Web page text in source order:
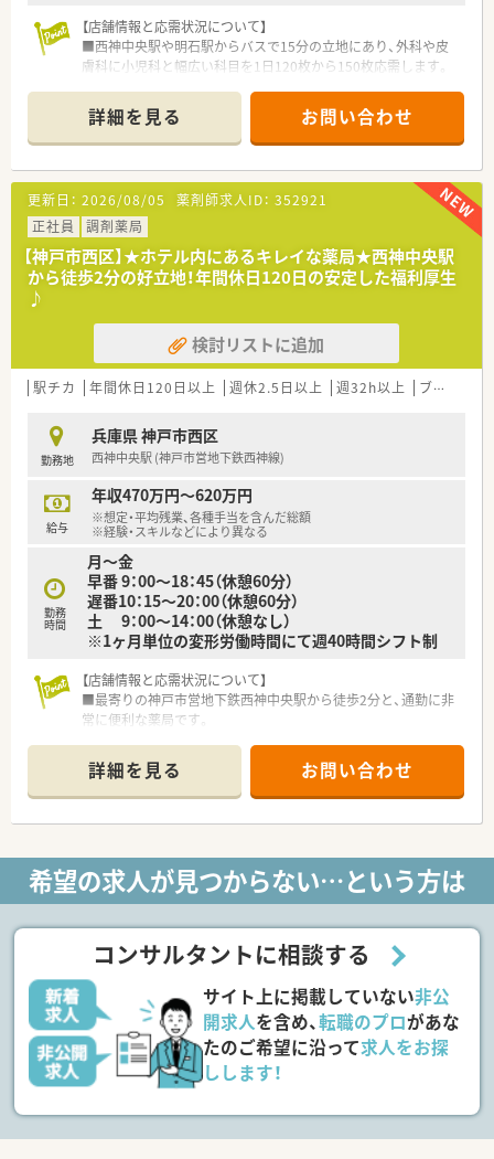
【店舗情報と応需状況について】
■西神中央駅や明石駅からバスで15分の立地にあり、外科や皮
膚科に小児科と幅広い科目を1日120枚から150枚応需します。
数は平均18枚と非常にゆとりを持って業務に取り組める環境で
す。
■地域に密着した活気ある店舗で、皮膚科や小児科など多岐にわ
たる処方箋に触れながら、着実にスキルアップを目指すことが可
能です。
【法人特徴について】
■全国に1,300店舗以上を展開する業界最大手のグループであ
り、人々の健康を追求し地域社会へ貢献することを理念に掲げま
す。
などヘルスケアに関わる幅広い事業を多角的に展開している企
■2021年の経営統合を経て売上高は1兆円規模に達しており、安
定した経営基盤のもとで多様なキャリアパスを選択できる魅力
【想定される業務内容】
■処方箋に基づく調剤業務全般をはじめ、正確な監査や患者様へ
の丁寧な服薬指導、薬歴管理といった一連の薬剤師業務を担当し
ます。
■皮膚科や小児科の処方箋が中心となるため、外用薬の指導や小
児の用量確認など、専門性の高い知識を活かして業務に当たりま
す。
■店舗での調剤業務に加えて、希望や適性に応じて在宅医療業務
やOTC販売の知識習得など、幅広い領域に携わることが可能で
す。
■閑静な住宅街に位置する薬局は、幅広い年齢層の患者様が訪れ
る活気ある雰囲気で、スタッフ同士のチームワークも抜群に良好
です。
■常時複数名の薬剤師が勤務しているため、調剤過誤の防止に向
けたダブルチェックが徹底されており、安心して実務に専念でき
ます。
■急なお休みにも柔軟に対応できる協力体制が築かれており、子
育て世代の方も周囲の理解を得ながら無理なく働ける職場環境
詳細を見る お問い合わせ
更新日： 2026/08/05 薬剤師求人ID： 352921
正社員
調剤薬局
【神戸市西区】★ホテル内にあるキレイな薬局★西神中央駅
から徒歩2分の好立地！年間休日120日の安定した福利厚生
♪
検討リストに追加
駅チカ 年間休日120日以上 週休2.5日以上 週32h以上 ブランク可
勤務地
兵庫県 神戸市西区
西神中央駅 (神戸市営地下鉄西神線)
給与
年収470万円～620万円
※想定・平均残業、各種手当を含んだ総額
※経験・スキルなどにより異なる
勤務
時間
月～金
早番 9：00～18：45（休憩60分）
遅番10：15～20：00（休憩60分）
土 9：00～14：00（休憩なし）
※1ヶ月単位の変形労働時間にて週40時間シフト制
【店舗情報と応需状況について】
■最寄りの神戸市営地下鉄西神中央駅から徒歩2分と、通勤に非
常に便利な薬局です。
枚数は約200枚です。
■薬剤師8名と事務員7名という手厚い人員体制で、落ち着いて
業務に取り組めます。
■患者様へのサービス向上と組織体制の強化を目的とした、欠員
補充のための募集です。
■患者様を第一に考え、ホスピタリティを持って業務に取り組め
を歓迎しています。
【法人特徴について】
■神戸市を中心に兵庫県下で30店舗以上を展開する、無借金経
営の安定企業です。
■「患者様に喜んでもらいたい」という理念を掲げており、プロ
セスを評価する社風です。
様を支えてきました。
詳細を見る お問い合わせ
希望の求人が見つからない…という方は
コンサルタントに相談する
サイト上に掲載していない非公
開求人を含め、転職のプロがあな
たのご希望に沿って求人をお探
しします！